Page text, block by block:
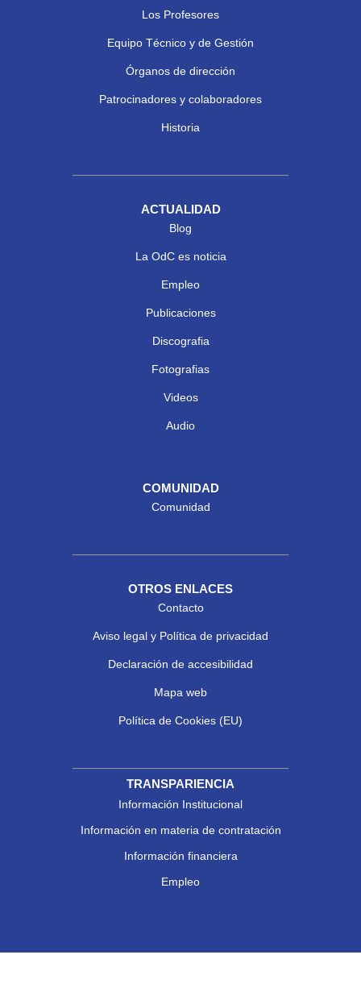
Los Profesores
Equipo Técnico y de Gestión
Órganos de dirección
Patrocinadores y colaboradores
Historia
ACTUALIDAD
Blog
La OdC es noticia
Empleo
Publicaciones
Discografia
Fotografias
Videos
Audio
COMUNIDAD
Comunidad
OTROS ENLACES
Contacto
Aviso legal y Política de privacidad
Declaración de accesibilidad
Mapa web
Política de Cookies (EU)
TRANSPARIENCIA
Información Institucional
Información en materia de contratación
Información financiera
Empleo